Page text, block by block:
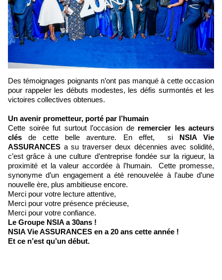
Des témoignages poignants n’ont pas manqué à cette occasion
pour rappeler les débuts modestes, les défis surmontés et les
victoires collectives obtenues.
Un avenir prometteur, porté par l’humain
Cette soirée fut surtout l’occasion de remercier les acteurs
clés de cette belle aventure. En effet, si NSIA Vie
ASSURANCES a su traverser deux décennies avec solidité,
c’est grâce à une culture d’entreprise fondée sur la rigueur, la
proximité et la valeur accordée à l’humain. Cette promesse,
synonyme d’un engagement a été renouvelée à l’aube d’une
nouvelle ère, plus ambitieuse encore.
Merci pour votre lecture attentive,
Merci pour votre présence précieuse,
Merci pour votre confiance.
Le Groupe NSIA a 30ans !
NSIA Vie ASSURANCES en a 20 ans cette année !
Et ce n’est qu’un début.